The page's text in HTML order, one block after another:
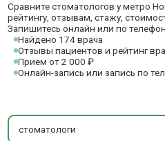
Сравните стоматологов у метро
рейтингу, отзывам, стажу,
Запишитесь онлайн или по
Найдено 174 врача
Отзывы пациентов и рейтинг
Прием от 2 000 ₽
Онлайн-запись или запись по
стоматологи